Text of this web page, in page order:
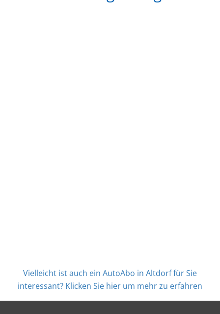
Vielleicht ist auch ein AutoAbo in Altdorf für Sie
interessant? Klicken Sie hier um mehr zu erfahren